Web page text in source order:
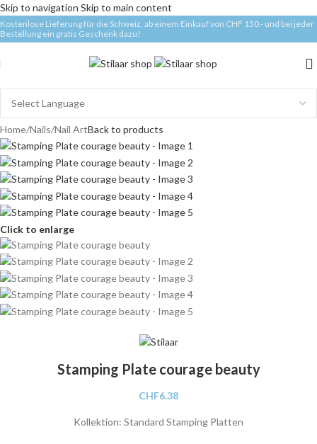
Skip to navigation Skip to main content
Kostenlose Lieferung für die Schweiz, ab einem Einkauf von CHF 150.- und bei jeder
Bestellung ein gratis Geschenk dazu!
Home/Nails/Nail ArtBack to products
Click to enlarge
Stamping Plate courage beauty
CHF6.38
Kollektion: Standard Stamping Platten